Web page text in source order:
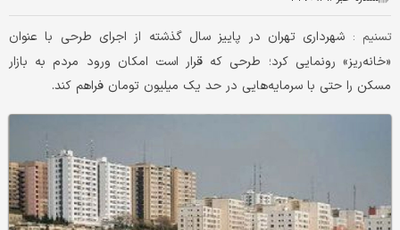
تسنیم : شهرداری تهران در پاییز سال گذشته از اجرای طرحی با عنوان
«خانه‌ریز» رونمایی کرد؛ طرحی که قرار است امکان ورود مردم به بازار
مسکن را حتی با سرمایه‌هایی در حد یک میلیون تومان فراهم کند.